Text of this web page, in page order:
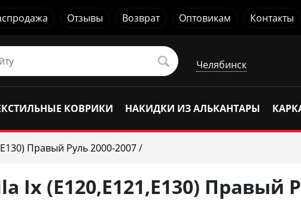
Отзывы Возврат Оптовикам Контакты
Челябинск
КОВРИКИ НАКИДКИ ИЗ АЛЬКАНТАРЫ
Правый Руль 2000-2007/
Ix (E120,E121,E130) Правый